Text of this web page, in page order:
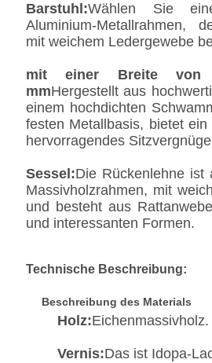
Barstuhl:Wählen Sie
Aluminium-Metallrahmen,
mit weichem Ledergewebe
mit einer Breite
mmHergestellt aus
einem hochdichten
festen Metallbasis, bietet
hervorragendes
Sessel:Die Rückenlehne ist
Massivholzrahmen, mit
und besteht aus
und interessanten Formen.
Technische Beschreibung:
Beschreibung des Materials
Holz:Eichenmassivholz.
Vernis:Das ist Idopa-